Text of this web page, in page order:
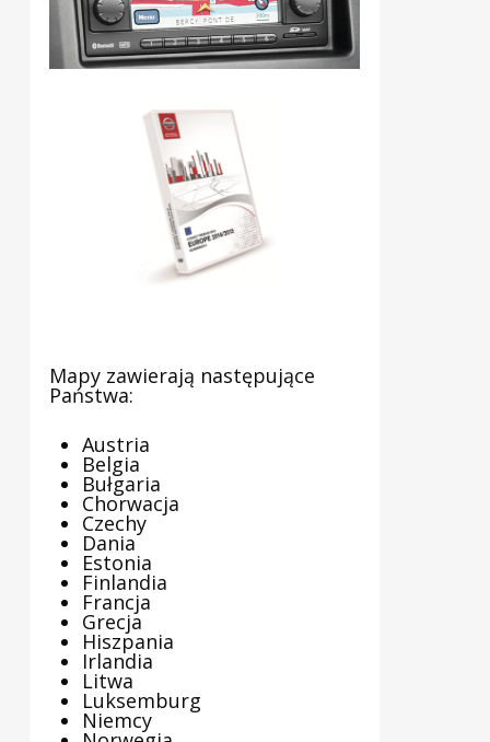
Mapy zawierają następujące
Państwa:
Austria
Belgia
Bułgaria
Chorwacja
Czechy
Dania
Estonia
Finlandia
Francja
Grecja
Hiszpania
Irlandia
Litwa
Luksemburg
Niemcy